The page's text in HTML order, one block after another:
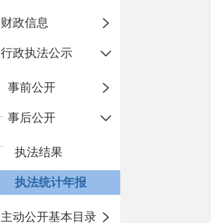
财政信息
行政执法公示
事前公开
事后公开
执法结果
执法统计年报
主动公开基本目录